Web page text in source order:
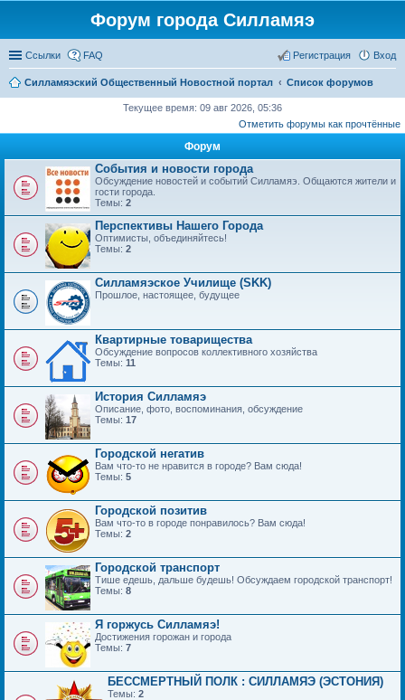
Форум города Силламяэ
Ссылки FAQ Вход
Регистрация
Силламяэский Общественный Новостной портал Список форумов
Текущее время: 09 авг 2026, 05:36
Отметить форумы как прочтённые
Форум
События и новости города
Обсуждение новостей и событий Силламяэ. Общаются жители и
гости города.
Темы: 2
Перспективы Нашего Города
Оптимисты, объединяйтесь!
Темы: 2
Силламяэское Училище (SKK)
Прошлое, настоящее, будущее
Квартирные товарищества
Обсуждение вопросов коллективного хозяйства
Темы: 11
История Силламяэ
Описание, фото, воспоминания, обсуждение
Темы: 17
Городской негатив
Вам что-то не нравится в городе? Вам сюда!
Темы: 5
Городской позитив
Вам что-то в городе понравилось? Вам сюда!
Темы: 2
Городской транспорт
Тише едешь, дальше будешь! Обсуждаем городской транспорт!
Темы: 8
Я горжусь Силламяэ!
Достижения горожан и города
Темы: 7
БЕССМЕРТНЫЙ ПОЛК : СИЛЛАМЯЭ (ЭСТОНИЯ)
Темы: 2